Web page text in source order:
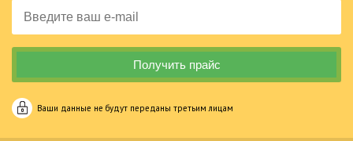
Ваши данные не будут переданы третьим лицам